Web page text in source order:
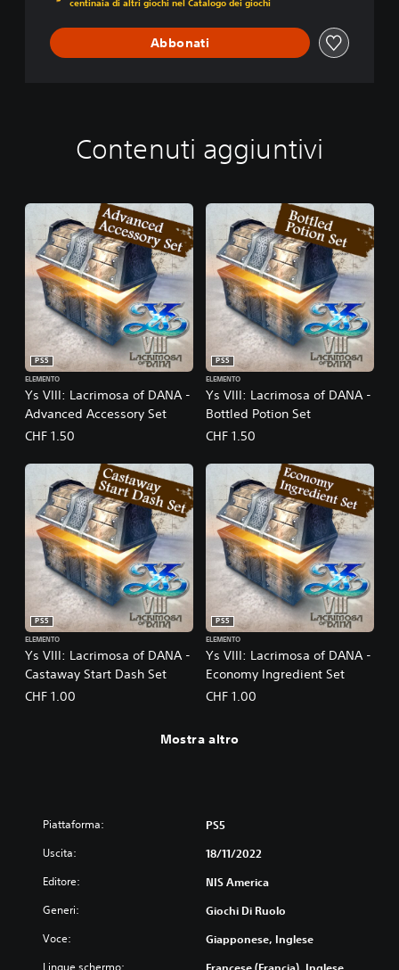
centinaia di altri giochi nel Catalogo dei giochi
Abbonati
Contenuti aggiuntivi
Ys VIII: Lacrimosa of DANA -
Advanced Accessory Set
PS5
ELEMENTO
CHF 1.50
Ys VIII: Lacrimosa of DANA -
Bottled Potion Set
PS5
ELEMENTO
CHF 1.50
Ys VIII: Lacrimosa of DANA -
Castaway Start Dash Set
PS5
ELEMENTO
CHF 1.00
Ys VIII: Lacrimosa of DANA -
Economy Ingredient Set
PS5
ELEMENTO
CHF 1.00
Mostra altro
Piattaforma: PS5
Uscita: 18/11/2022
Editore: NIS America
Generi: Giochi Di Ruolo
Voce: Giapponese, Inglese
Lingue schermo: